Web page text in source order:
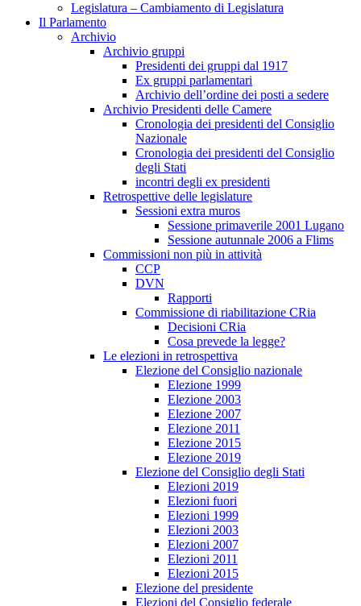
Legislatura – Cambiamento di Legislatura
Il Parlamento
Archivio
Archivio gruppi
Presidenti dei gruppi dal 1917
Ex gruppi parlamentari
Archivio dell’ordine dei posti a sedere
Archivio Presidenti delle Camere
Cronologia dei presidenti del Consiglio
Nazionale
Cronologia dei presidenti del Consiglio
degli Stati
incontri degli ex presidenti
Retrospettive delle legislature
Sessioni extra muros
Sessione primaverile 2001 Lugano
Sessione autunnale 2006 a Flims
Commissioni non più in attività
CCP
DVN
Rapporti
Commissione di riabilitazione CRia
Decisioni CRia
Cosa prevede la legge?
Le elezioni in retrospettiva
Elezione del Consiglio nazionale
Elezione 1999
Elezione 2003
Elezione 2007
Elezione 2011
Elezione 2015
Elezione 2019
Elezione del Consiglio degli Stati
Elezioni 2019
Elezioni fuori
Elezioni 1999
Elezioni 2003
Elezioni 2007
Elezioni 2011
Elezioni 2015
Elezione del presidente
Elezioni del Consiglio federale